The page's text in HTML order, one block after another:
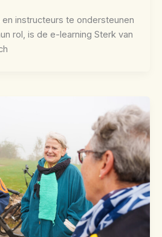
instructeurs te ondersteunen
rol, is de e-learning Sterk van